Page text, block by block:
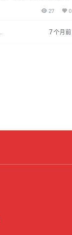
关键，消费者对服务要求
求年龄18-35岁，形象
适应轮班。行业竞争加
27 0
7 个月前